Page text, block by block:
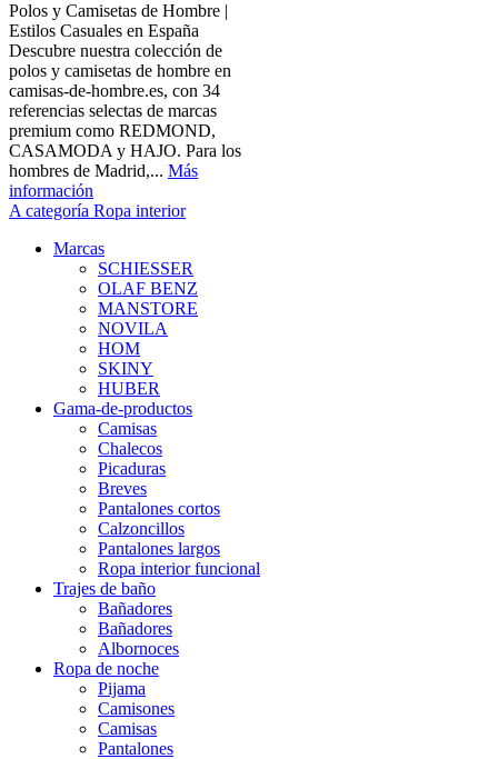
Polos y Camisetas de Hombre |
Estilos Casuales en España
Descubre nuestra colección de
polos y camisetas de hombre en
camisas-de-hombre.es, con 34
referencias selectas de marcas
premium como REDMOND,
CASAMODA y HAJO. Para los
hombres de Madrid,... Más
información
A categoría Ropa interior
Marcas
SCHIESSER
OLAF BENZ
MANSTORE
NOVILA
HOM
SKINY
HUBER
Gama-de-productos
Camisas
Chalecos
Picaduras
Breves
Pantalones cortos
Calzoncillos
Pantalones largos
Ropa interior funcional
Trajes de baño
Bañadores
Bañadores
Albornoces
Ropa de noche
Pijama
Camisones
Camisas
Pantalones